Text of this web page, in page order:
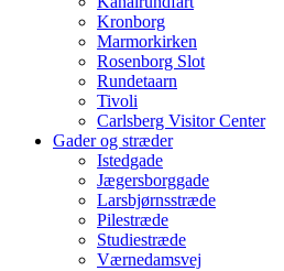
Kronborg
Marmorkirken
Rosenborg Slot
Rundetaarn
Tivoli
Carlsberg Visitor Center
Gader og stræder
Istedgade
Jægersborggade
Larsbjørnsstræde
Pilestræde
Studiestræde
Værnedamsvej